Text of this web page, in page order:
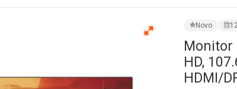
Novo
Monitor
HD,
HDMI/